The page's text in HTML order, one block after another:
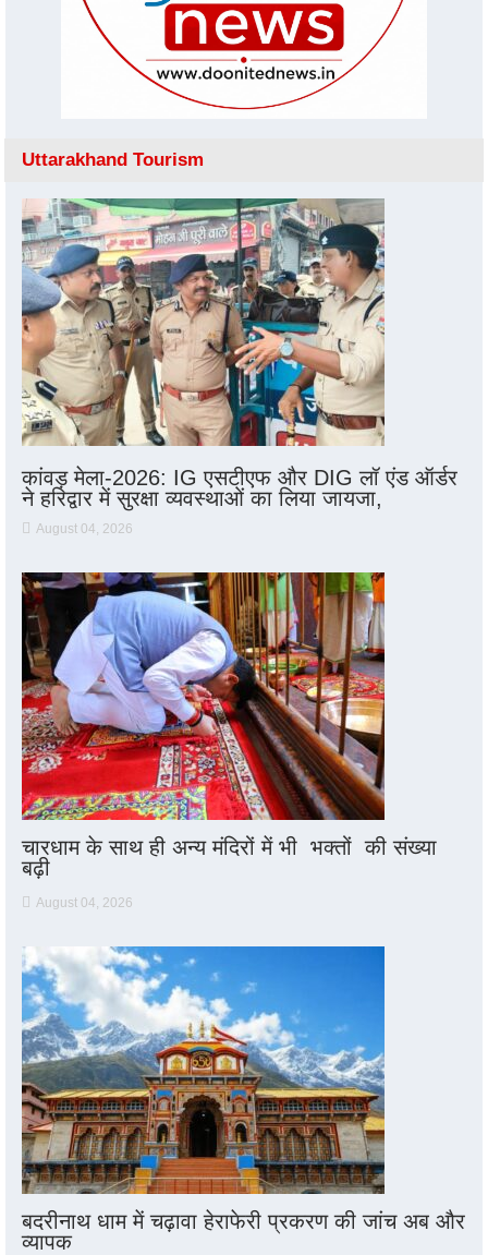
Uttarakhand Tourism
कांवड़ मेला-2026: IG एसटीएफ और DIG लॉ एंड ऑर्डर
ने हरिद्वार में सुरक्षा व्यवस्थाओं का लिया जायजा,
August 04, 2026
चारधाम के साथ ही अन्य मंदिरों में भी भक्तों की संख्या
बढ़ी
August 04, 2026
बदरीनाथ धाम में चढ़ावा हेराफेरी प्रकरण की जांच अब और
व्यापक